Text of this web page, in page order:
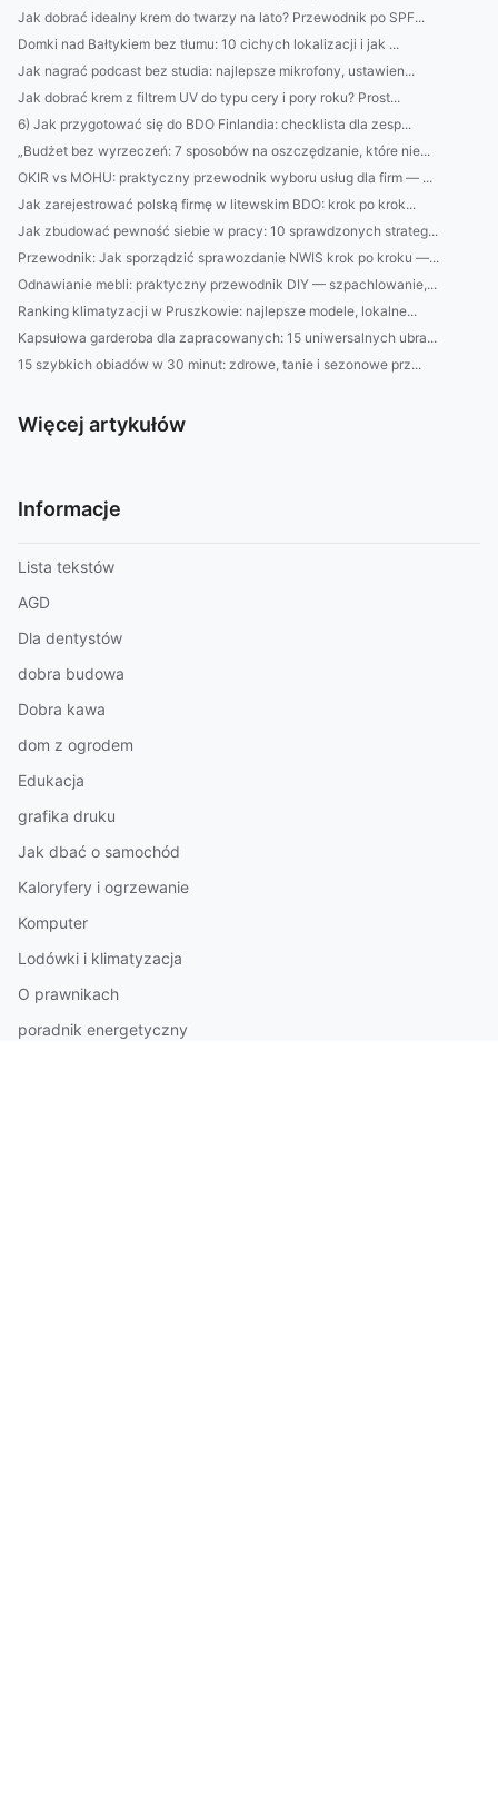
Jak dobrać idealny krem do twarzy na lato? Przewodnik po SPF...
Domki nad Bałtykiem bez tłumu: 10 cichych lokalizacji i jak ...
Jak nagrać podcast bez studia: najlepsze mikrofony, ustawien...
Jak dobrać krem z filtrem UV do typu cery i pory roku? Prost...
6) Jak przygotować się do BDO Finlandia: checklista dla zesp...
„Budżet bez wyrzeczeń: 7 sposobów na oszczędzanie, które nie...
OKIR vs MOHU: praktyczny przewodnik wyboru usług dla firm — ...
Jak zarejestrować polską firmę w litewskim BDO: krok po krok...
Jak zbudować pewność siebie w pracy: 10 sprawdzonych strateg...
Przewodnik: Jak sporządzić sprawozdanie NWIS krok po kroku —...
Odnawianie mebli: praktyczny przewodnik DIY — szpachlowanie,...
Ranking klimatyzacji w Pruszkowie: najlepsze modele, lokalne...
Kapsułowa garderoba dla zapracowanych: 15 uniwersalnych ubra...
15 szybkich obiadów w 30 minut: zdrowe, tanie i sezonowe prz...
Więcej artykułów
Informacje
Lista tekstów
AGD
Dla dentystów
dobra budowa
Dobra kawa
dom z ogrodem
Edukacja
grafika druku
Jak dbać o samochód
Kaloryfery i ogrzewanie
Komputer
Lodówki i klimatyzacja
O prawnikach
poradnik energetyczny